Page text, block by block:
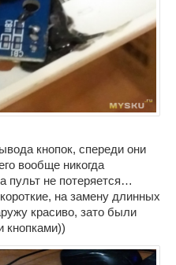
кнопок, спереди они
вообще никогда
пульт не потеряется…
на замену длинных
красиво, зато были
кнопками))